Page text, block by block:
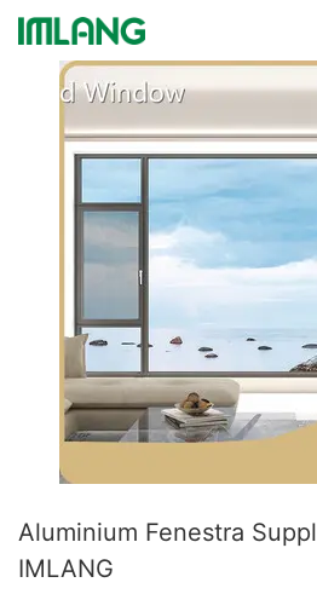
Aluminium Fenestra
IMLANG